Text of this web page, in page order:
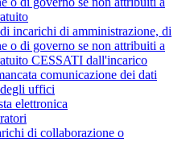
incarichi di amministrazione, di
o di governo se non attribuiti a
CESSATI dall'incarico
comunicazione dei dati
uffici
elettronica
di collaborazione o